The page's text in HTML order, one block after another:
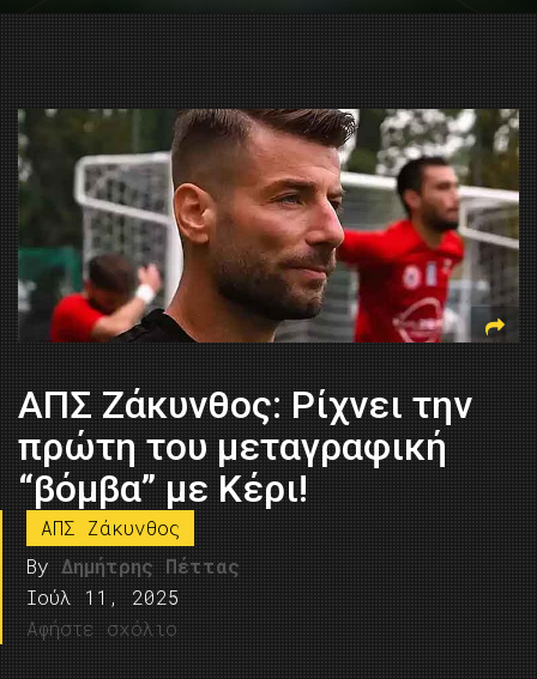
ΑΠΣ Ζάκυνθος: Ρίχνει την
πρώτη του μεταγραφική
“βόμβα” με Κέρι!
ΑΠΣ Ζάκυνθος
By Δημήτρης Πέττας
Ιούλ 11, 2025
Αφήστε σχόλιο